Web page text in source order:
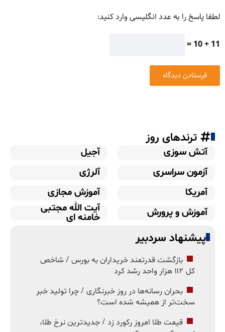
لطفا پاسخ را به عدد انگلیسی وارد کنید:
11 + 10 =
ترندهای روز
آتش سوزی
آجیل
آزمون سراسری
آلرژی
آمریکا
آموزش مجازی
آموزش و پرورش
آیت الله مجتبی
خامنه ای
پیشنهاد سردبیر
بازگشت قدرتمند خریداران به بورس / شاخص
کل ۱۱۲ هزار واحد رشد کرد
بحران رسانه‌ها در روز خبرنگاری / چرا تولید خبر
سخت‌تر از همیشه شده است؟
قیمت طلا امروز رکورد زد / جدیدترین نرخ طلا،